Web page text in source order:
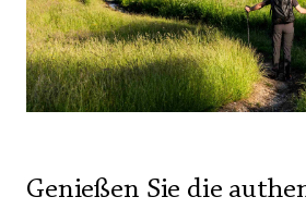
Genießen Sie die